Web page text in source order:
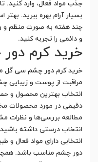
جذب مواد فعال، وارد کنید.
بسیار آرام بهره ببرید.
چند هفته به صورت منظم و
و دائمی را تجربه کنید.
خرید کرم
خرید کرم دور چشم سی گل
مراقبت از پوست و
انتخاب بهترین محصول و
دقیقی در مورد محصولات
مطالعه بررسی‌ها و نظرات
انتخاب درستی داشته
انتخابی دارای مواد فعال
دور چشم مناسب باشد.